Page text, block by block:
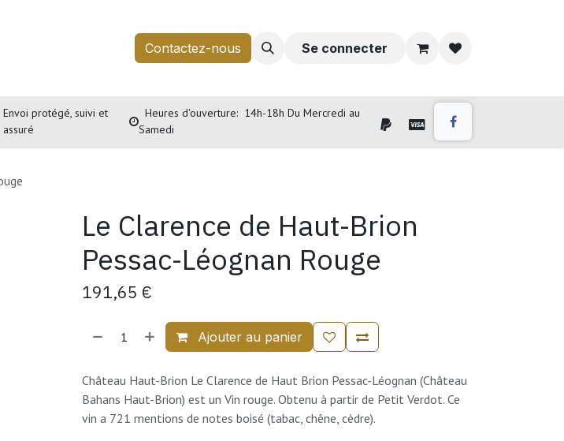
Contactez-nous Se connecter
Envoi protégé, suivi et
assuré
Heures d'ouverture: 14h-18h Du Mercredi au
Samedi
Le Clarence de Haut-Brion
Pessac-Léognan Rouge
191,65 €
Ajouter au panier
Château Haut-Brion Le Clarence de Haut Brion Pessac-Léognan (Château
Bahans Haut-Brion) est un Vin rouge. Obtenu à partir de Petit Verdot. Ce
vin a 721 mentions de notes boisé (tabac, chêne, cèdre).